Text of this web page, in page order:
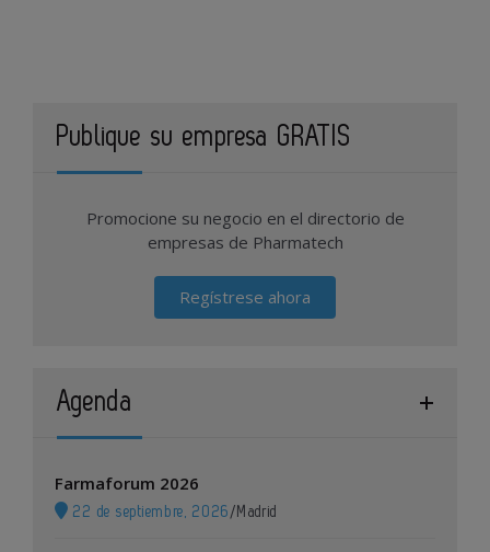
Publique su empresa GRATIS
Promocione su negocio en el directorio de
empresas de Pharmatech
Regístrese ahora
Agenda
Farmaforum 2026
22 de septiembre, 2026 / Madrid